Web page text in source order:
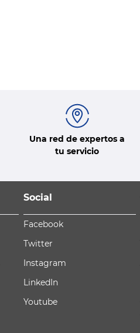
Una red de expertos a
tu servicio
Social
Facebook
Twitter
Instagram
LinkedIn
Youtube